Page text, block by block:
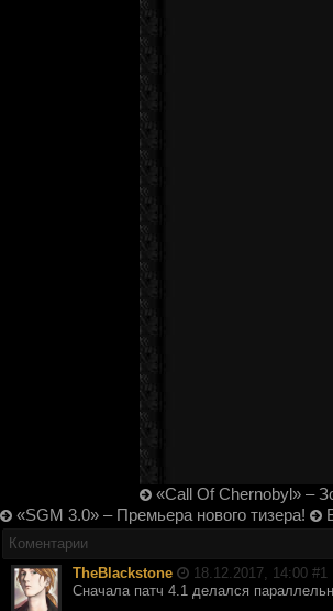
«Call Of Chernobyl» –
«SGM 3.0» – Премьера нового тизера!
Коментарии
TheBlackstone
18.12.2017, 14:00 #1
Сначала патч 4.1 делался